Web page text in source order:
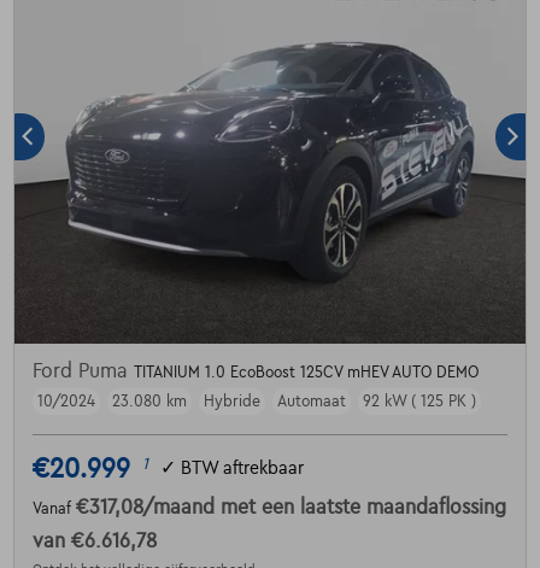
Ford Puma TITANIUM 1.0 EcoBoost 125CV mHEV AUTO DEMO
10/2024
23.080 km Hybride Automaat 92 kW ( 125 PK )
€20.999 1 ✓ BTW aftrekbaar
Vanaf €317,08/maand met een laatste maandaflossing
van €6.616,78